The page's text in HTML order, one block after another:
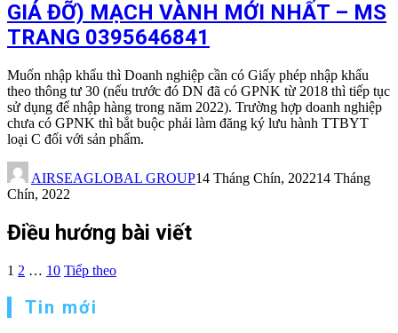
GIÁ ĐỠ) MẠCH VÀNH MỚI NHẤT – MS
TRANG 0395646841
Muốn nhập khẩu thì Doanh nghiệp cần có Giấy phép nhập khẩu
theo thông tư 30 (nếu trước đó DN đã có GPNK từ 2018 thì tiếp tục
sử dụng để nhập hàng trong năm 2022). Trường hợp doanh nghiệp
chưa có GPNK thì bắt buộc phải làm đăng ký lưu hành TTBYT
loại C đối với sản phẩm.
AIRSEAGLOBAL GROUP14 Tháng Chín, 202214 Tháng
Chín, 2022
Điều hướng bài viết
1 2 … 10 Tiếp theo
Tin mới